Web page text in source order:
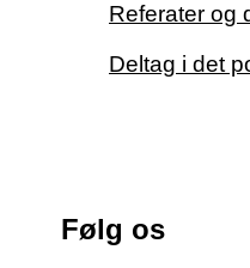
Referater og
Deltag i det
Følg os